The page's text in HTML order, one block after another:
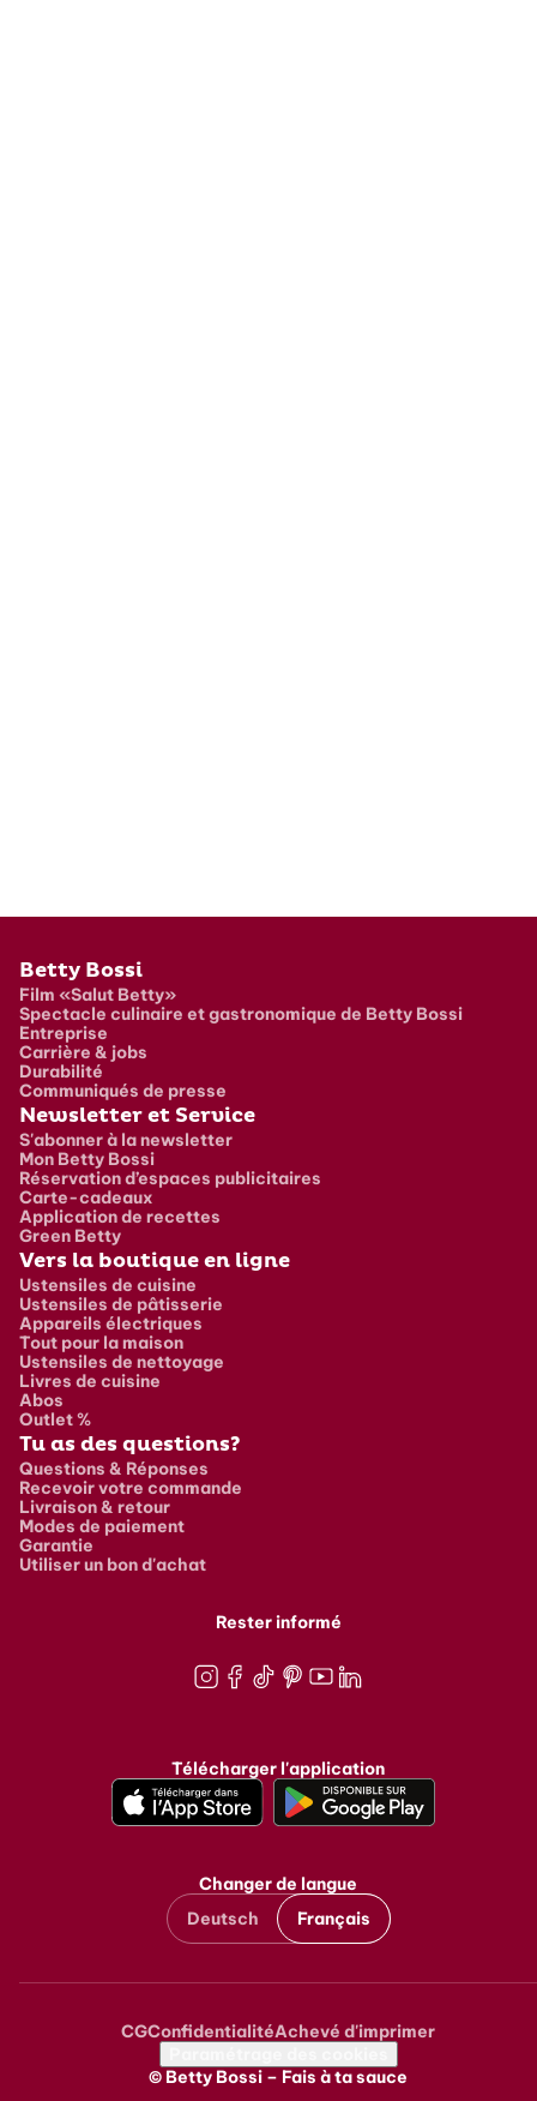
Pied de page
Betty Bossi
Film «Salut Betty»
Spectacle culinaire et gastronomique de Betty Bossi
Entreprise
Carrière & jobs
Durabilité
Communiqués de presse
Newsletter et Service
S'abonner à la newsletter
Mon Betty Bossi
Réservation d’espaces publicitaires
Carte-cadeaux
Application de recettes
Green Betty
Vers la boutique en ligne
Ustensiles de cuisine
Ustensiles de pâtisserie
Appareils électriques
Tout pour la maison
Ustensiles de nettoyage
Livres de cuisine
Abos
Outlet %
Tu as des questions?
Questions & Réponses
Recevoir votre commande
Livraison & retour
Modes de paiement
Garantie
Utiliser un bon d'achat
Rester informé
Télécharger l'application
Changer de langue
Deutsch
Français
Metanavigation
CGConfidentialitéAchevé d'imprimer
© Betty Bossi – Fais à ta sauce